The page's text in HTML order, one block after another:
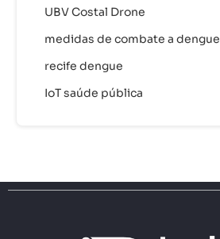
UBV Costal Drone
medidas de combate a dengue
recife dengue
IoT saúde pública